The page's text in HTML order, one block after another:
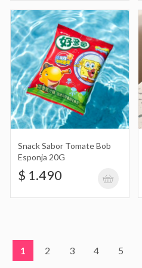
Snack Sabor Tomate Bob
Esponja 20G
$ 1.490
1 2 3 4 5